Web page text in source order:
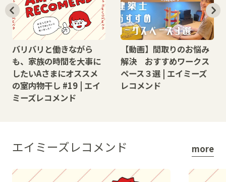
バリバリと働きながら
も、家族の時間を大事に
したいAさまにオススメ
の室内物干し #19 | エイ
ミーズレコメンド
【動画】間取りのお悩み
解決 おすすめワークス
ペース３選 | エイミーズ
レコメンド
エイミーズレコメンド more